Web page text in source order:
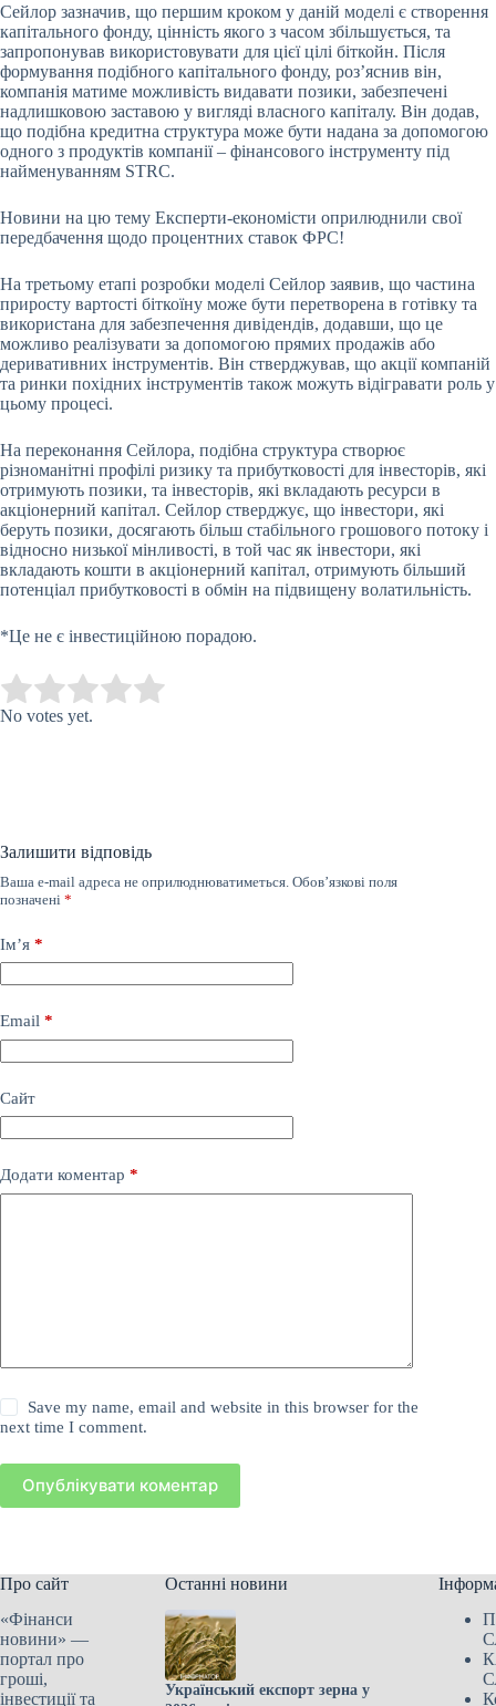
Сейлор зазначив, що першим кроком у даній моделі є створення
капітального фонду, цінність якого з часом збільшується, та
запропонував використовувати для цієї цілі біткойн. Після
формування подібного капітального фонду, роз’яснив він,
компанія матиме можливість видавати позики, забезпечені
надлишковою заставою у вигляді власного капіталу. Він додав,
що подібна кредитна структура може бути надана за допомогою
одного з продуктів компанії – фінансового інструменту під
найменуванням STRC.
Новини на цю тему Експерти-економісти оприлюднили свої
передбачення щодо процентних ставок ФРС!
На третьому етапі розробки моделі Сейлор заявив, що частина
приросту вартості біткоїну може бути перетворена в готівку та
використана для забезпечення дивідендів, додавши, що це
можливо реалізувати за допомогою прямих продажів або
деривативних інструментів. Він стверджував, що акції компаній
та ринки похідних інструментів також можуть відігравати роль у
цьому процесі.
На переконання Сейлора, подібна структура створює
різноманітні профілі ризику та прибутковості для інвесторів, які
отримують позики, та інвесторів, які вкладають ресурси в
акціонерний капітал. Сейлор стверджує, що інвестори, які
беруть позики, досягають більш стабільного грошового потоку і
відносно низької мінливості, в той час як інвестори, які
вкладають кошти в акціонерний капітал, отримують більший
потенціал прибутковості в обмін на підвищену волатильність.
*Це не є інвестиційною порадою.
Rate this item:
No votes yet.
Залишити відповідь
Ваша e-mail адреса не оприлюднюватиметься. Обов’язкові поля
позначені *
Ім’я *
Email *
Сайт
Додати коментар *
Save my name, email and website in this browser for the
next time I comment.
Опублікувати коментар
Про сайт
«Фінанси
новини» —
портал про
гроші,
інвестиції та
Останні новини
Український експорт зерна у